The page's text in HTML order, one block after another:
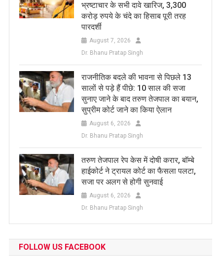
भ्रष्टाचार के सभी दावे खारिज, 3,300
करोड़ रुपये के चंदे का हिसाब पूरी तरह
पारदर्शी
August 7, 2026
Dr. Bhanu Pratap Singh
राजनीतिक बदले की भावना से पिछले 13
सालों से पड़े हैं पीछे: 10 साल की सजा
सुनाए जाने के बाद तरुण तेजपाल का बयान,
सुप्रीम कोर्ट जाने का किया ऐलान
August 6, 2026
Dr. Bhanu Pratap Singh
तरुण तेजपाल रेप केस में दोषी करार, बॉम्बे
हाईकोर्ट ने ट्रायल कोर्ट का फैसला पलटा,
सजा पर अलग से होगी सुनवाई
August 6, 2026
Dr. Bhanu Pratap Singh
FOLLOW US FACEBOOK